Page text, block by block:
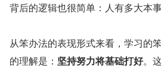
背后的逻辑也很简单：人有多大本
从笨办法的表现形式来看，学习的
的理解是： 坚持努力将基础打好。